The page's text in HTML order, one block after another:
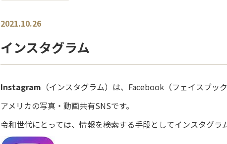
2021.10.26
インスタグラム
Instagram （インスタグラム）は、Facebook（フェイスブック
アメリカの写真・動画共有SNSです。
令和世代にとっては、情報を検索する手段としてインスタグラ